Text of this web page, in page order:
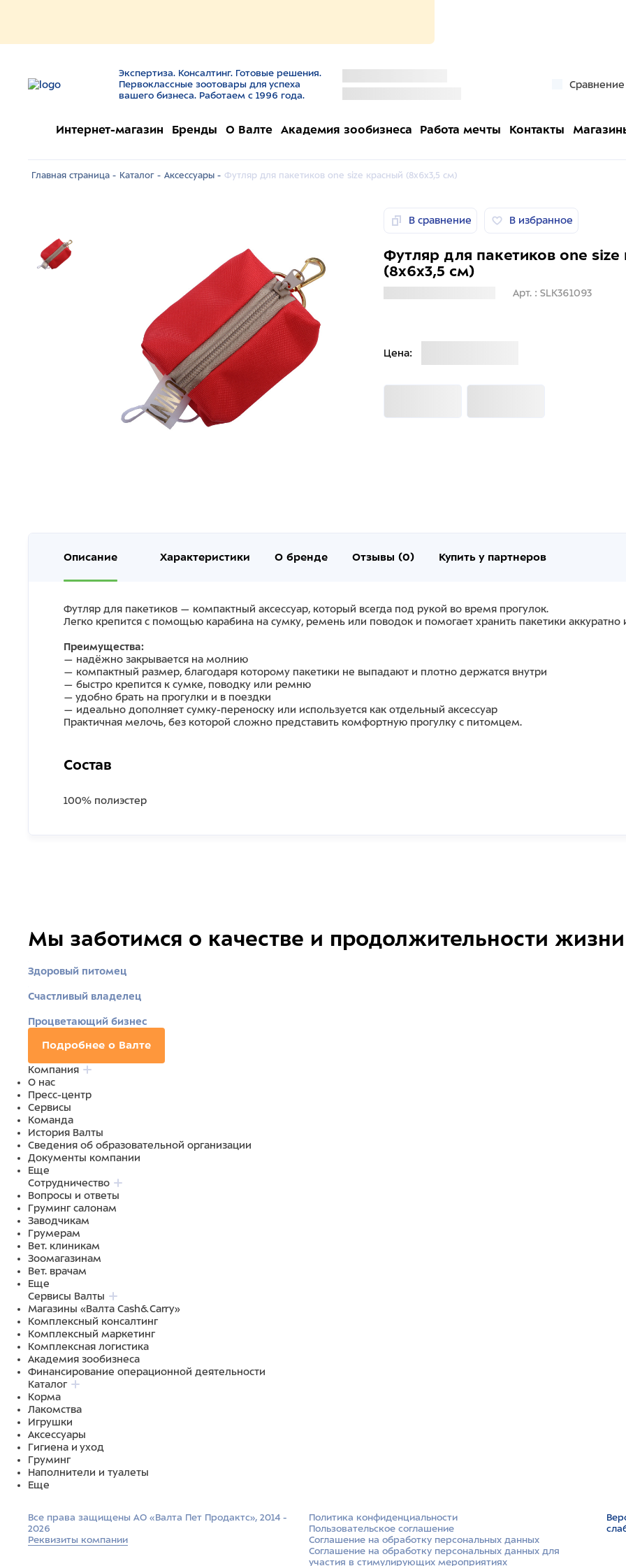
Экспертиза. Консалтинг. Готовые решения.
Первоклассные зоотовары для успеха
вашего бизнеса. Работаем с 1996 года.
Сравнение
Интернет-магазин Бренды О Валте Академия зообизнеса Работа мечты Контакты
Главная страница - Каталог - Аксессуары - Футляр для пакетиков one size красный (8х6х3,5 см)
В сравнение В избранное
Футляр для пакетиков one size
(8х6х3,5 см)
Арт. : SLK361093
Цена:
Описание Характеристики О бренде Отзывы (0) Купить у партнеров
Футляр для пакетиков — компактный аксессуар, который всегда под рукой во время прогулок.
Легко крепится с помощью карабина на сумку, ремень или поводок и помогает хранить пакетики аккуратно
Преимущества:
— надёжно закрывается на молнию
— компактный размер, благодаря которому пакетики не выпадают и плотно держатся внутри
— быстро крепится к сумке, поводку или ремню
— удобно брать на прогулки и в поездки
— идеально дополняет сумку-переноску или используется как отдельный аксессуар
Практичная мелочь, без которой сложно представить комфортную прогулку с питомцем.
Состав
100% полиэстер
Мы заботимся о качестве и продолжительности жизни
Здоровый питомец
Счастливый владелец
Процветающий бизнес
Подробнее о Валте
Компания
О нас
Пресс-центр
Сервисы
Команда
История Валты
Сведения об образовательной организации
Документы компании
Еще
Сотрудничество
Вопросы и ответы
Груминг салонам
Заводчикам
Грумерам
Вет. клиникам
Зоомагазинам
Вет. врачам
Еще
Сервисы Валты
Магазины «Валта Cash&Carry»
Комплексный консалтинг
Комплексный маркетинг
Комплексная логистика
Академия зообизнеса
Финансирование операционной деятельности
Каталог
Корма
Лакомства
Игрушки
Аксессуары
Гигиена и уход
Груминг
Наполнители и туалеты
Еще
Все права защищены АО «Валта Пет Продактс», 2014 -
2026
Реквизиты компании
Политика конфиденциальности
Пользовательское соглашение
Соглашение на обработку персональных данных
Соглашение на обработку персональных данных для
участия в стимулирующих мероприятиях